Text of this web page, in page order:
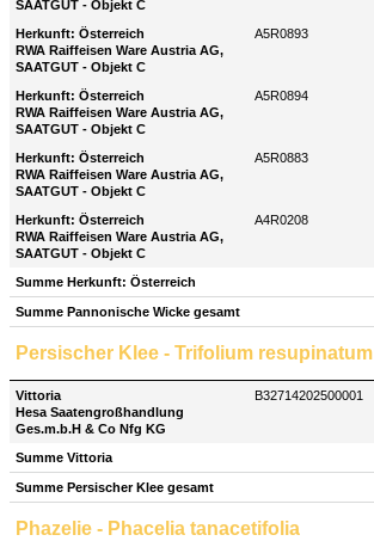
SAATGUT - Objekt C
Herkunft: Österreich
RWA Raiffeisen Ware Austria AG,
SAATGUT - Objekt C
A5R0893
Herkunft: Österreich
RWA Raiffeisen Ware Austria AG,
SAATGUT - Objekt C
A5R0894
Herkunft: Österreich
RWA Raiffeisen Ware Austria AG,
SAATGUT - Objekt C
A5R0883
Herkunft: Österreich
RWA Raiffeisen Ware Austria AG,
SAATGUT - Objekt C
A4R0208
Summe Herkunft: Österreich
Summe Pannonische Wicke gesamt
Persischer Klee - Trifolium resupinatum
Vittoria
Hesa Saatengroßhandlung
Ges.m.b.H & Co Nfg KG
B32714202500001
Summe Vittoria
Summe Persischer Klee gesamt
Phazelie - Phacelia tanacetifolia